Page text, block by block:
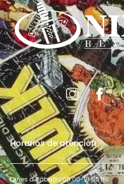
Horarios de atención
Lunes a Sábado 09:00-19:00 hs.